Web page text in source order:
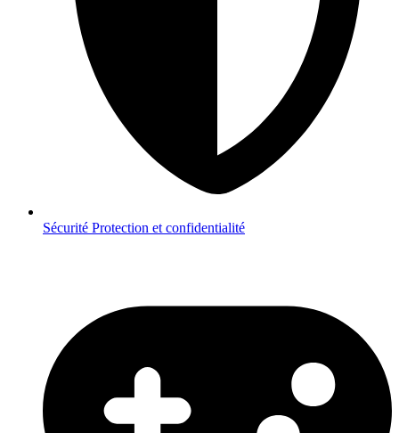
Sécurité Protection et confidentialité